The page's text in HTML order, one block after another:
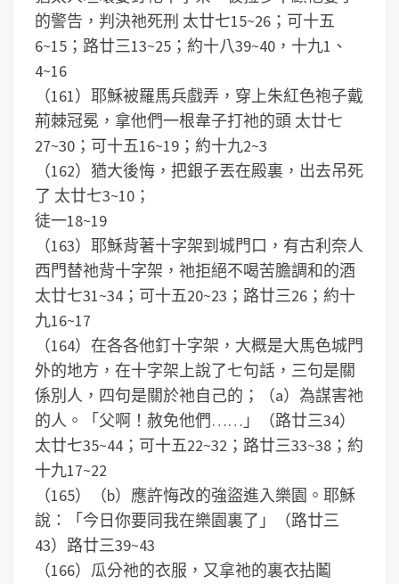
的警告，判決祂死刑 太廿七15~26；可十五
6~15；路廿三13~25；約十八39~40，十九1、
4~16
（161）耶穌被羅馬兵戲弄，穿上朱紅色袍子戴
荊棘冠冕，拿他們一根韋子打祂的頭 太廿七
27~30；可十五16~19；約十九2~3
（162）猶大後悔，把銀子丟在殿裏，出去吊死
了 太廿七3~10；
徒一18~19
（163）耶穌背著十字架到城門口，有古利奈人
西門替祂背十字架，祂拒絕不喝苦膽調和的酒
太廿七31~34；可十五20~23；路廿三26；約十
九16~17
（164）在各各他釘十字架，大概是大馬色城門
外的地方，在十字架上說了七句話，三句是關
係別人，四句是關於祂自己的；（a）為謀害祂
的人。「父啊！赦免他們……」（路廿三34）
太廿七35~44；可十五22~32；路廿三33~38；約
十九17~22
（165）（b）應許悔改的強盜進入樂園。耶穌
說：「今日你要同我在樂園裏了」（路廿三
43）路廿三39~43
（166）瓜分祂的衣服，又拿祂的裏衣拈鬮